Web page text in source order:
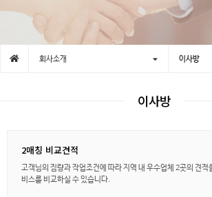
회사소개 이사방
이사방
2매칭 비교견적
고객님의 짐량과 작업조건에 따라 지역 내 우수업체 2곳의 견적
비스를 비교하실 수 있습니다.